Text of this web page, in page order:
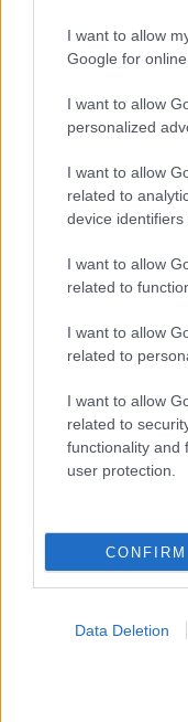
I want to allow
Google for
I want to allow
personalized
I want to allow
related to
device identifiers
I want to allow
related to
I want to allow
related to
I want to allow
related to
functionality and
user protection.
CONFIRM
Data Deletion